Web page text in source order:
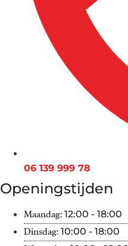
06 139 999 78
Openingstijden
Maandag: 12:00 - 18:00
Dinsdag: 10:00 - 18:00